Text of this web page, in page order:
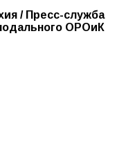
/ Пресс-служба
ОРОиК